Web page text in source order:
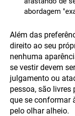
abordagem
Além das
direito ao seu
nenhuma
se vestir devem
julgamento ou
pessoa, são livres
que se conformar
pelo olhar alheio.